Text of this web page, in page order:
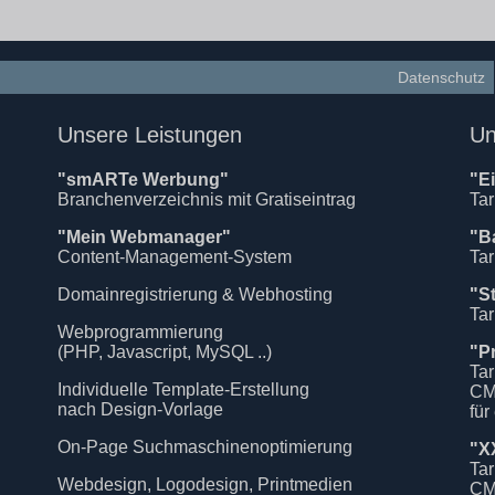
Datenschutz
Unsere Leistungen
"smARTe Werbung"
Branchenverzeichnis mit Gratiseintrag
"Mein Webmanager"
Content-Management-System
Domainregistrierung & Webhosting
Webprogrammierung
(PHP, Javascript, MySQL ..)
Individuelle Template-Erstellung
nach Design-Vorlage
On-Page Suchmaschinenoptimierung
Webdesign, Logodesign, Printmedien
für